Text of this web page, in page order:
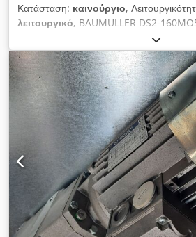
Κατάσταση: καινούργιο,
λειτουργικό, BAUMULLER DS2-